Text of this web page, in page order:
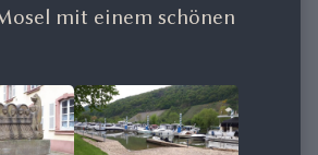
mit einem schönen